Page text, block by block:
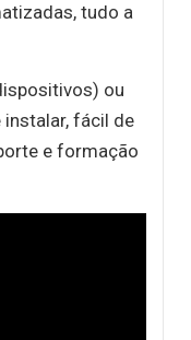
tudo a
ou
fácil de
e formação